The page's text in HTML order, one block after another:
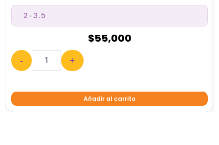
$55,000
- +
Añadir al carrito